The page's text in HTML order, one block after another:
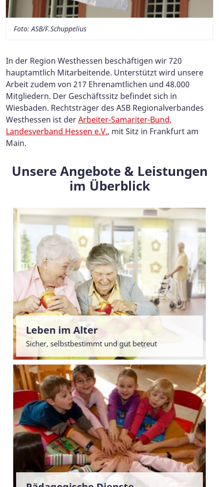
Foto: ASB/F.Schuppelius
In der Region Westhessen beschäftigen wir 720
hauptamtlich Mitarbeitende. Unterstützt wird unsere
Arbeit zudem von 217 Ehrenamtlichen und 48.000
Mitgliedern. Der Geschäftssitz befindet sich in
Wiesbaden. Rechtsträger des ASB Regionalverbandes
Westhessen ist derArbeiter-Samariter-Bund,
Landesverband Hessen e.V., mit Sitz in Frankfurt am
Main.
Unsere Angebote & Leistungen
im Überblick
​Leben im Alter
Sicher, selbstbestimmt und gut betreut